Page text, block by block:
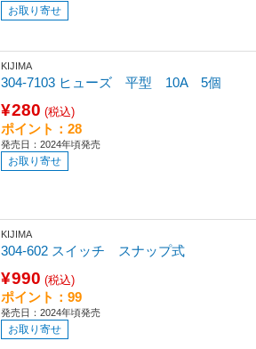
お取り寄せ
KIJIMA
304-7103 ヒューズ 平型 10A 5個
¥280 (税込)
ポイント：28
発売日：2024年頃発売
お取り寄せ
KIJIMA
304-602 スイッチ スナップ式
¥990 (税込)
ポイント：99
発売日：2024年頃発売
お取り寄せ